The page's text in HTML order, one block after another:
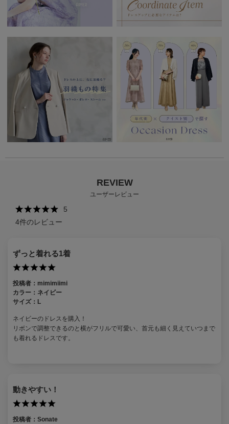
REVIEW
ユーザーレビュー
5
4件のレビュー
ずっと着れる1着
投稿者： mimimiimi
カラー： ネイビー
サイズ： L
ネイビーのドレスを購入！
リボンで調整できるのと横がフリルで可愛い、首元も細く見えていつまで
も着れるドレスです。
動きやすい！
投稿者： Sonate